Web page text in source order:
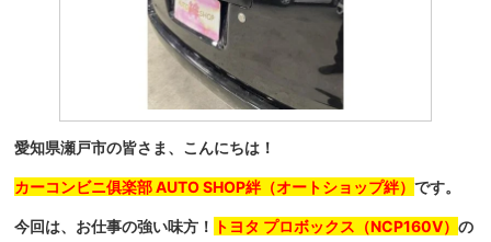
愛知県瀬戸市の皆さま、こんにちは！
カーコンビニ俱楽部 AUTO SHOP絆（オートショップ絆）です。
今回は、お仕事の強い味方！ トヨタ プロボックス（NCP160V）の